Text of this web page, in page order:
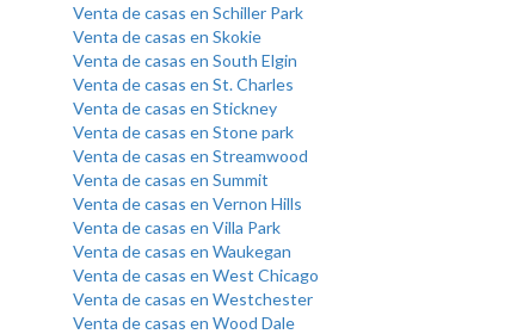
Venta de casas en Schiller Park
Venta de casas en Skokie
Venta de casas en South Elgin
Venta de casas en St. Charles
Venta de casas en Stickney
Venta de casas en Stone park
Venta de casas en Streamwood
Venta de casas en Summit
Venta de casas en Vernon Hills
Venta de casas en Villa Park
Venta de casas en Waukegan
Venta de casas en West Chicago
Venta de casas en Westchester
Venta de casas en Wood Dale